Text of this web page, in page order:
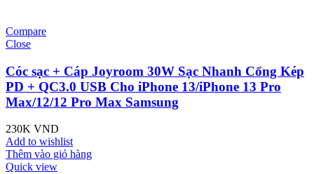
Compare
Close
Cóc sạc + Cáp Joyroom 30W Sạc Nhanh Cổng Kép
PD + QC3.0 USB Cho iPhone 13/iPhone 13 Pro
Max/12/12 Pro Max Samsung
230K VND
Add to wishlist
Thêm vào giỏ hàng
Quick view